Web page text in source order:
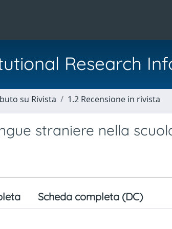
Research
su Rivista 1.2 Recensione in rivista
straniere nella
Scheda completa (DC)